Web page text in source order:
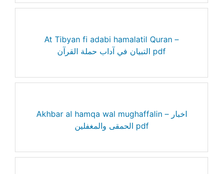
At Tibyan fi adabi hamalatil Quran –
التبيان في آداب حملة القرآن pdf
Akhbar al hamqa wal mughaffalin – اخبار
الحمقى والمغفلين pdf